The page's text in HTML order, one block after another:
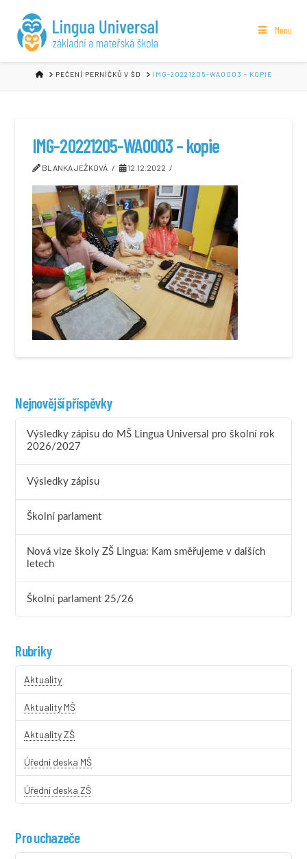
Menu
HOMEPEČENÍ PERNÍČKŮ V ŠD IMG-20221205-WA0003 - KOPIE
IMG-20221205-WA0003 – kopie
BLANKA JEŽKOVÁ 12.12.2022
Nejnovější příspěvky
Výsledky zápisu do MŠ Lingua Universal pro školní rok
2026/2027
Výsledky zápisu
Školní parlament
Nová vize školy ZŠ Lingua: Kam směřujeme v dalších
letech
Školní parlament 25/26
Rubriky
Aktuality
Aktuality MŠ
Aktuality ZŠ
Úřední deska MŠ
Úřední deska ZŠ
Pro uchazeče